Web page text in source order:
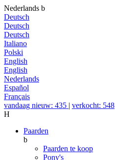
Nederlands b
Deutsch
Deutsch
Deutsch
Italiano
Polski
English
English
Nederlands
Español
Français
vandaag nieuw: 435 | verkocht: 548
H
Paarden
b
Paarden te koop
Pony's